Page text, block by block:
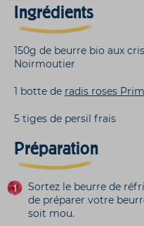
Ingrédients
150g de beurre bio aux
Noirmoutier
1 botte de radis roses
5 tiges de persil frais
Préparation
Sortez le beurre de
de préparer votre
soit mou.